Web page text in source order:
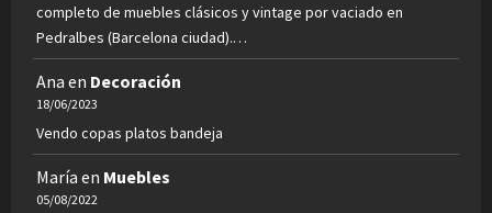
completo de muebles clásicos y vintage por vaciado en
Pedralbes (Barcelona ciudad).…
Ana en Decoración
18/06/2023
Vendo copas platos bandeja
María en Muebles
05/08/2022